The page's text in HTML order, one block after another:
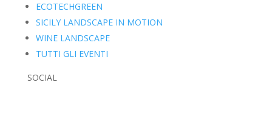
ECOTECHGREEN
SICILY LANDSCAPE IN MOTION
WINE LANDSCAPE
TUTTI GLI EVENTI
SOCIAL